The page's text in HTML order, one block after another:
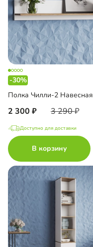
-30%
Полка Чилли-2 Навесная
2 300 3 290
Доступно для доставки
В корзину